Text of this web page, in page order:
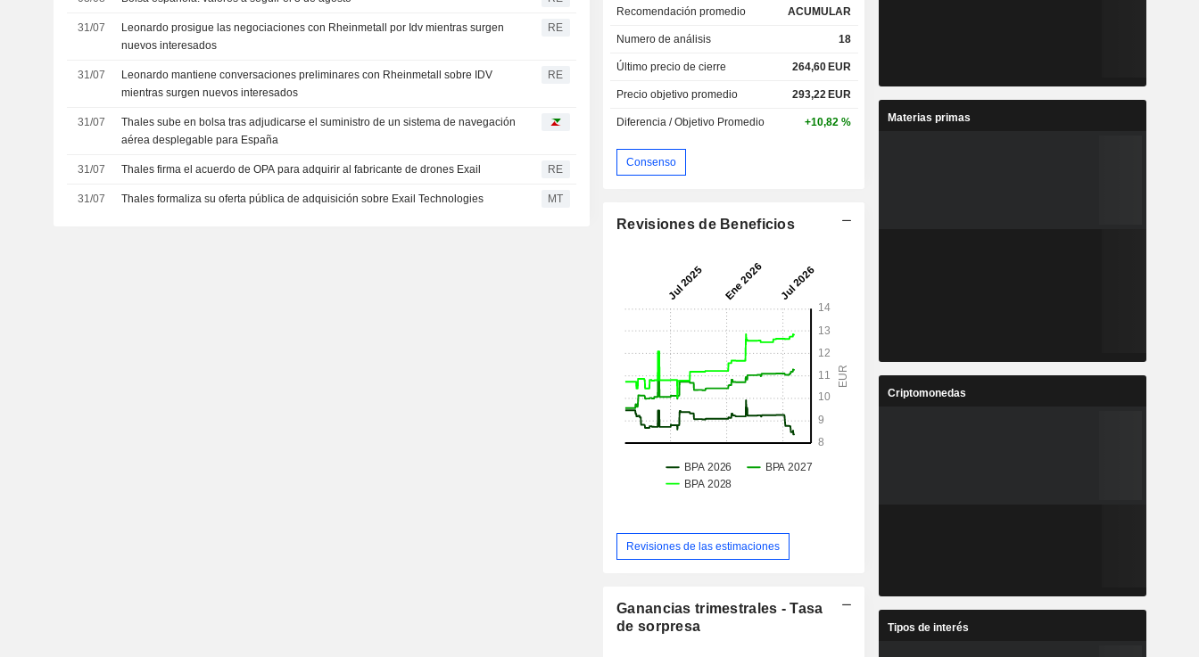
31/07
Leonardo prosigue las negociaciones con Rheinmetall por Idv mientras surgen
nuevos interesados
RE
31/07
Leonardo mantiene conversaciones preliminares con Rheinmetall sobre IDV
mientras surgen nuevos interesados
RE
31/07
Thales sube en bolsa tras adjudicarse el suministro de un sistema de navegación
aérea desplegable para España
31/07 Thales firma el acuerdo de OPA para adquirir al fabricante de drones Exail RE
31/07 Thales formaliza su oferta pública de adquisición sobre Exail Technologies MT
Recomendación promedio ACUMULAR
Numero de análisis 18
Último precio de cierre 264,60 EUR
Precio objetivo promedio 293,22 EUR
Diferencia / Objetivo Promedio +10,82 %
Consenso
Revisiones de Beneficios
Revisiones de las estimaciones
Ganancias trimestrales - Tasa
de sorpresa
Materias primas
Criptomonedas
Tipos de interés